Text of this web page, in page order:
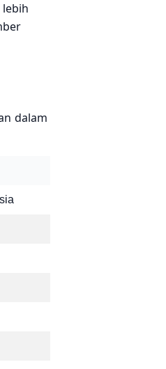
lebih
dalam